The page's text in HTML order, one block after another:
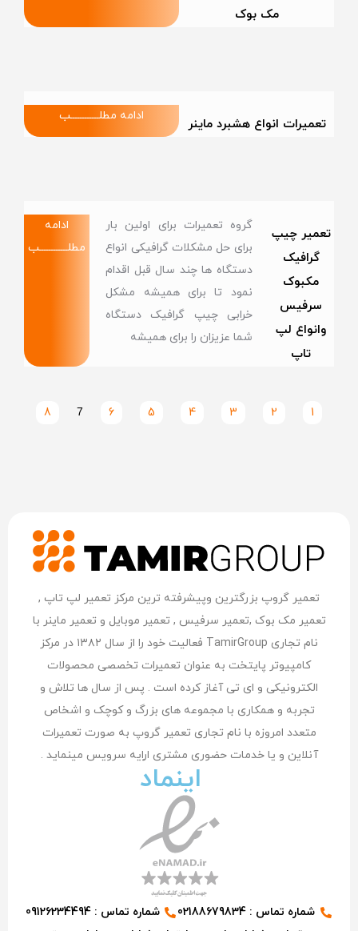
مک بوک
تعمیرات انواع هشبرد ماینر
ادامه مطلــــــــــــب
تعمیر چیپ
گرافیک
مکبوک
سرفیس
وانواع لپ
تاپ
گروه تعمیرات برای اولین بار
برای حل مشکلات گرافیکی انواع
دستگاه ها چند سال قبل اقدام
نمود تا برای همیشه مشکل
خرابی چیپ گرافیک دستگاه
شما عزیزان را برای همیشه
ادامه
مطلــــــــــــب
1
2
3
4
5
6
7
8
تعمیر گروپ بزرگترین وپیشرفته ترین مرکز تعمیر لپ تاپ ,
تعمیر مک بوک ,تعمیر سرفیس , تعمیر موبایل و تعمیر ماینر با
نام تجاری TamirGroup فعالیت خود را از سال ۱۳۸۲ در مرکز
کامپیوتر پایتخت به عنوان تعمیرات تخصصی محصولات
الکترونیکی و ای تی آغاز کرده است . پس از سال ها تلاش و
تجربه و همکاری با مجموعه های بزرگ و کوچک و اشخاص
متعدد امروزه با نام تجاری تعمیر گروپ به صورت تعمیرات
آنلاین و یا خدمات حضوری مشتری اراِیه سرویس مینماید .
اینماد
شماره تماس : 02188679834
شماره تماس : 09126234494